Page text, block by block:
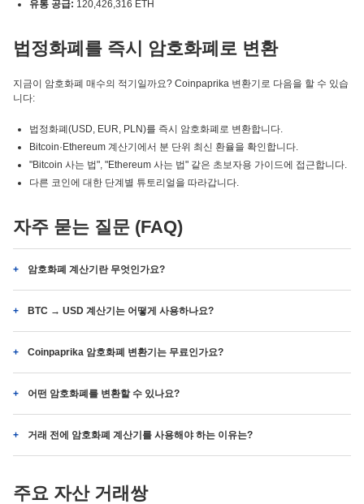
유통 공급: 120,426,316 ETH
법정화폐를 즉시 암호화폐로 변환
지금이 암호화폐 매수의 적기일까요? Coinpaprika 변환기로 다음을 할 수 있습
니다:
법정화폐(USD, EUR, PLN)를 즉시 암호화폐로 변환합니다.
Bitcoin·Ethereum 계산기에서 분 단위 최신 환율을 확인합니다.
"Bitcoin 사는 법", "Ethereum 사는 법" 같은 초보자용 가이드에 접근합니다.
다른 코인에 대한 단계별 튜토리얼을 따라갑니다.
자주 묻는 질문 (FAQ)
암호화폐 계산기란 무엇인가요?
BTC → USD 계산기는 어떻게 사용하나요?
Coinpaprika 암호화폐 변환기는 무료인가요?
어떤 암호화폐를 변환할 수 있나요?
거래 전에 암호화폐 계산기를 사용해야 하는 이유는?
주요 자산 거래쌍